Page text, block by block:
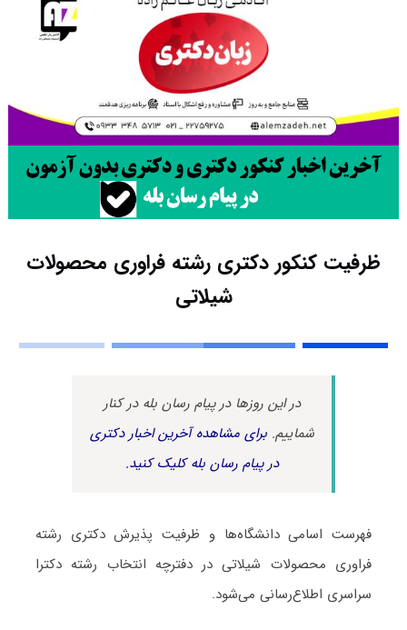
ظرفیت کنکور دکتری رشته ﻓﺮاوری ﻣﺤﺼﻮﻻت
شیلاتی
در این روزها در پیام رسان بله در کنار
شماییم.برای مشاهده آخرین اخبار دکتری
در پیام رسان بله کلیک کنید.
فهرست اسامی دانشگاه‌ها و ظرفیت پذیرش دکتری رشته
ﻓﺮاوری ﻣﺤﺼﻮﻻت شیلاتی در دفترچه انتخاب رشته دکترا
سراسری اطلاع‌رسانی می‌شود.